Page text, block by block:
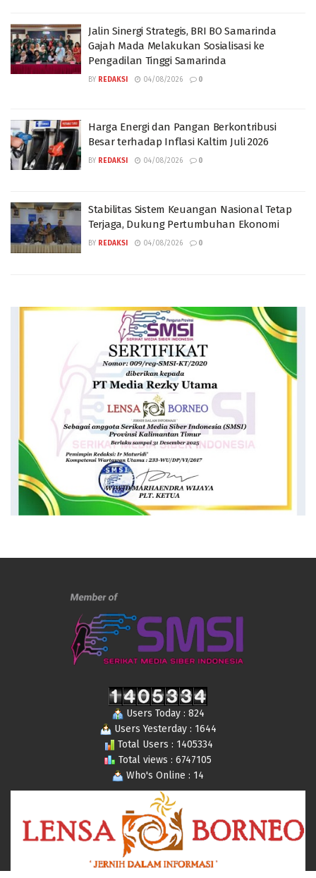
Jalin Sinergi Strategis, BRI BO Samarinda
Gajah Mada Melakukan Sosialisasi ke
Pengadilan Tinggi Samarinda
BY REDAKSI 04/08/2026 0
Harga Energi dan Pangan Berkontribusi
Besar terhadap Inflasi Kaltim Juli 2026
BY REDAKSI 04/08/2026 0
Stabilitas Sistem Keuangan Nasional Tetap
Terjaga, Dukung Pertumbuhan Ekonomi
BY REDAKSI 04/08/2026 0
Users Today : 824
Users Yesterday : 1644
Total Users : 1405334
Total views : 6747105
Who's Online : 14